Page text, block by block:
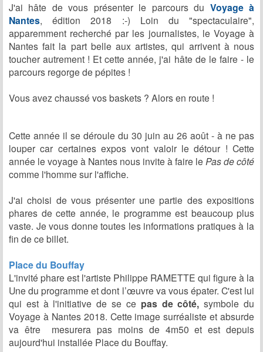
J'ai hâte de vous présenter le parcours du Voyage à
Nantes, édition 2018 :-) Loin du "spectaculaire",
apparemment recherché par les journalistes, le Voyage à
Nantes fait la part belle aux artistes, qui arrivent à nous
toucher autrement ! Et cette année, j'ai hâte de le faire - le
parcours regorge de pépites !
Vous avez chaussé vos baskets ? Alors en route !
Cette année il se déroule du 30 juin au 26 août - à ne pas
louper car certaines expos vont valoir le détour ! Cette
année le voyage à Nantes nous invite à faire le Pas de côté
comme l'homme sur l'affiche.
J'ai choisi de vous présenter une partie des expositions
phares de cette année, le programme est beaucoup plus
vaste. Je vous donne toutes les informations pratiques à la
fin de ce billet.
Place du Bouffay
L'invité phare est l'artiste Philippe RAMETTE qui figure à la
Une du programme et dont l’œuvre va vous épater. C'est lui
qui est à l'initiative de se ce pas de côté, symbole du
Voyage à Nantes 2018. Cette image surréaliste et absurde
va être mesurera pas moins de 4m50 et est depuis
aujourd'hui installée Place du Bouffay.